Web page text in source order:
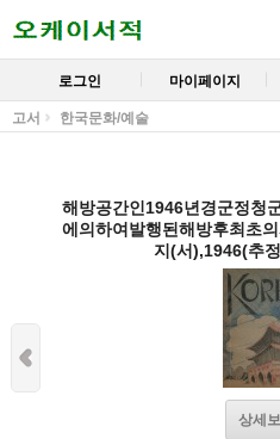
로그인 마이페이지
고서 한국문화/예술
해방공간인1946년경군정청
에의하여발행된해방후최초
지(서),1946(추
상세보